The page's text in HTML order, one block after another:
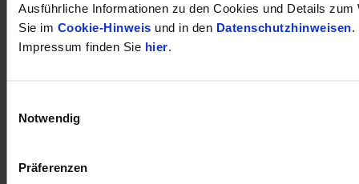
Ausführliche Informationen zu den Cookies und Details zum
Sie im Cookie-Hinweis und in den Datenschutzhinweisen.
Impressum finden Sie hier.
Notwendig
Präferenzen
öffnet in neuem Tab